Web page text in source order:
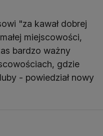
"za kawał dobrej
miejscowości,
bardzo ważny
gdzie
- powiedział nowy